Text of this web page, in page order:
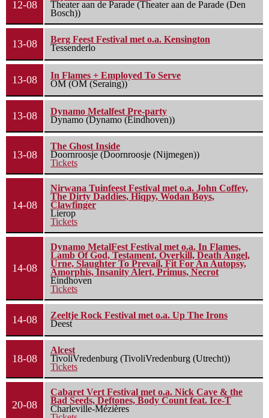
12-08
Theater aan de Parade (Theater aan de Parade (Den
Bosch))
13-08
Berg Feest Festival met o.a. Kensington
Tessenderlo
13-08
In Flames + Employed To Serve
OM (OM (Seraing))
13-08
Dynamo Metalfest Pre-party
Dynamo (Dynamo (Eindhoven))
13-08
The Ghost Inside
Doornroosje (Doornroosje (Nijmegen))
Tickets
14-08
Nirwana Tuinfeest Festival met o.a. John Coffey,
The Dirty Daddies, Hiqpy, Wodan Boys,
Clawfinger
Lierop
Tickets
14-08
Dynamo MetalFest Festival met o.a. In Flames,
Lamb Of God, Testament, Overkill, Death Angel,
Urne, Slaughter To Prevail, Fit For An Autopsy,
Amorphis, Insanity Alert, Primus, Necrot
Eindhoven
Tickets
14-08
Zeeltje Rock Festival met o.a. Up The Irons
Deest
18-08
Alcest
TivoliVredenburg (TivoliVredenburg (Utrecht))
Tickets
20-08
Cabaret Vert Festival met o.a. Nick Cave & the
Bad Seeds, Deftones, Body Count feat. Ice-T
Charleville-Mézières